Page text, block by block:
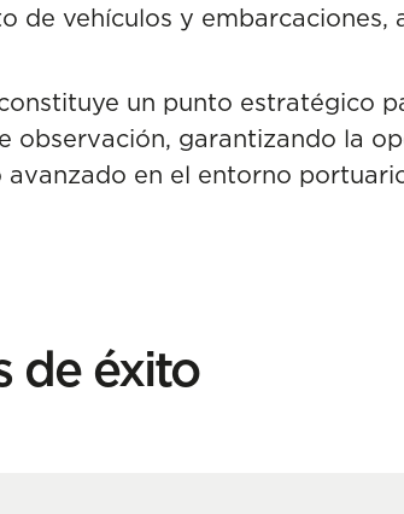
de vehículos y
un punto estratégico
observación, garantizando la
avanzado en el entorno
de éxito